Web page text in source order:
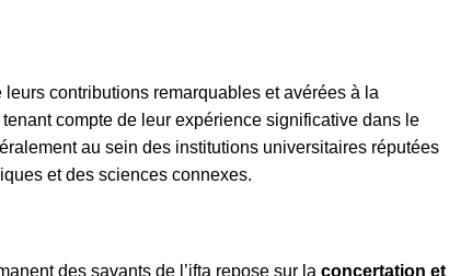
contributions remarquables et avérées à la
compte de leur expérience significative dans le
au sein des institutions universitaires réputées
et des sciences connexes.
des savants de l’ifta repose sur la concertation et